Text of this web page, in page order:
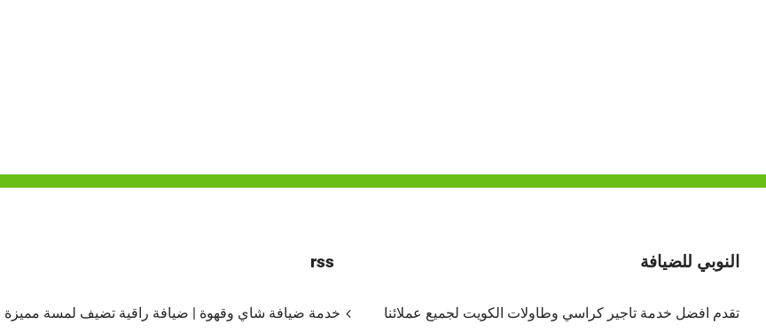
النوبي للضيافة
تقدم افضل خدمة تاجير كراسي وطاولات الكويت لجميع عملائنا
rss
خدمة ضيافة شاي وقهوة | ضيافة راقية تضيف لمسة مميزة